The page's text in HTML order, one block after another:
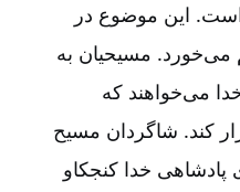
است. این موضوع در
مسیحیان به
می‌‌خواهند که
کند. شاگردان مسیح
خدا کنجکاو